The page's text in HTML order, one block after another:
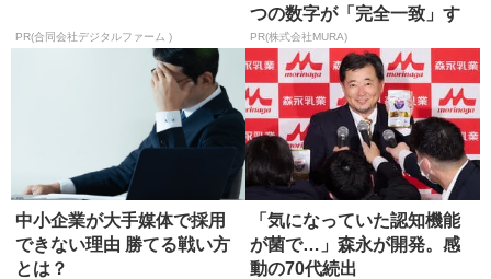
PR(合同会社デジタルファーム )
つの数字が「完全一致」す
る方...
PR(株式会社MURA)
中小企業が大手媒体で採用
できない理由 勝てる戦い方
とは？
「気になっていた認知機能
が菌で…」森永が開発。感
動の70代続出